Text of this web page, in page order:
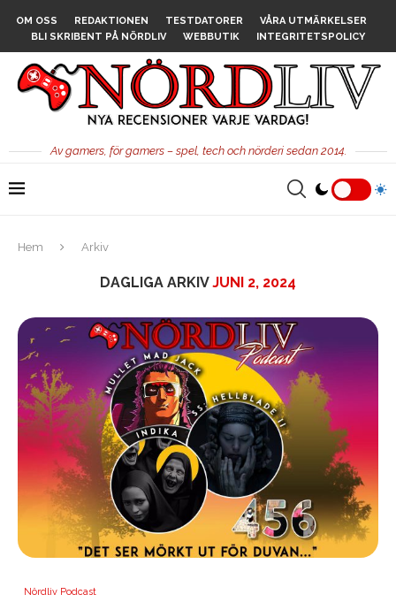
OM OSS REDAKTIONEN TESTDATORER
VÅRA UTMÄRKELSER
BLI SKRIBENT PÅ NÖRDLIV
WEBBUTIK INTEGRITETSPOLICY
Av gamers, för gamers – spel, tech och nörderi sedan 2014.
Hem Arkiv
DAGLIGA ARKIVJUNI 2, 2024
Nördliv Podcast